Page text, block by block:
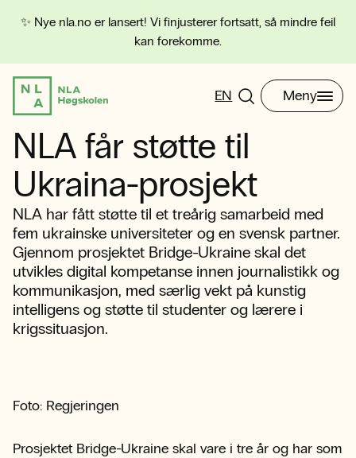
✨ Nye nla.no er lansert! Vi finjusterer fortsatt, så mindre feil
kan forekomme.
EN Meny
NLA får støtte til
Ukraina-prosjekt
NLA har fått støtte til et treårig samarbeid med
fem ukrainske universiteter og en svensk partner.
Gjennom prosjektet Bridge-Ukraine skal det
utvikles digital kompetanse innen journalistikk og
kommunikasjon, med særlig vekt på kunstig
intelligens og støtte til studenter og lærere i
krigssituasjon.
Foto: Regjeringen
Prosjektet Bridge-Ukraine skal vare i tre år og har som